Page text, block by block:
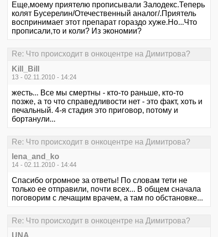
Еще,моему приятелю прописывали Залодекс.Теперь
колят Бусерелин/Отечественный аналог/.Приятель
воспринимает этот препарат гораздо хуже.Но...Что
прописали,то и коли? Из экономии?
Re: Что происходит в онкоцентре на Димитрова?
Kill_Bill
13 - 02.11.2010 - 14:24
жесть... Все мы смертны - кто-то раньше, кто-то
позже, а то что справедливости нет - это факт, хоть и
печальный. 4-я стадия это приговор, потому и
бортанули...
Re: Что происходит в онкоцентре на Димитрова?
lena_and_ko
14 - 02.11.2010 - 14:44
Спасибо огромное за ответы! По словам тети не
только ее отправили, почти всех... В общем сначала
поговорим с лечащим врачем, а там по обстановке...
Re: Что происходит в онкоцентре на Димитрова?